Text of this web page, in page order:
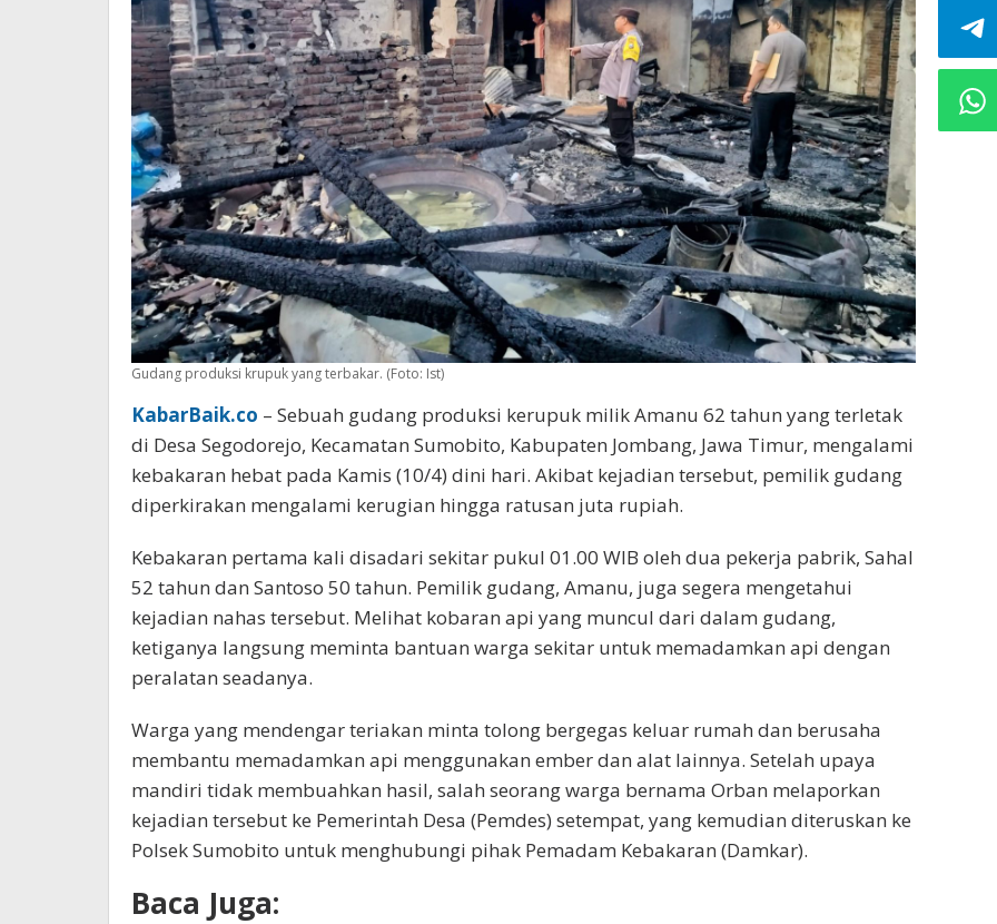
Gudang produksi krupuk yang terbakar. (Foto: Ist)
KabarBaik.co – Sebuah gudang produksi kerupuk milik Amanu 62 tahun yang terletak
di Desa Segodorejo, Kecamatan Sumobito, Kabupaten Jombang, Jawa Timur, mengalami
kebakaran hebat pada Kamis (10/4) dini hari. Akibat kejadian tersebut, pemilik gudang
diperkirakan mengalami kerugian hingga ratusan juta rupiah.
Kebakaran pertama kali disadari sekitar pukul 01.00 WIB oleh dua pekerja pabrik, Sahal
52 tahun dan Santoso 50 tahun. Pemilik gudang, Amanu, juga segera mengetahui
kejadian nahas tersebut. Melihat kobaran api yang muncul dari dalam gudang,
ketiganya langsung meminta bantuan warga sekitar untuk memadamkan api dengan
peralatan seadanya.
Warga yang mendengar teriakan minta tolong bergegas keluar rumah dan berusaha
membantu memadamkan api menggunakan ember dan alat lainnya. Setelah upaya
mandiri tidak membuahkan hasil, salah seorang warga bernama Orban melaporkan
kejadian tersebut ke Pemerintah Desa (Pemdes) setempat, yang kemudian diteruskan ke
Polsek Sumobito untuk menghubungi pihak Pemadam Kebakaran (Damkar).
Baca Juga: